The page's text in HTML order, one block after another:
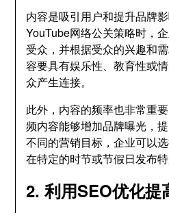
内容是吸引用户和提升品牌
YouTube网络公关策略时，
受众，并根据受众的兴趣和
容要具有娱乐性、教育性或
众产生连接。
此外，内容的频率也非常重
频内容能够增加品牌曝光，
不同的营销目标，企业可以
在特定的时节或节假日发布特
2. 利用SEO优化提